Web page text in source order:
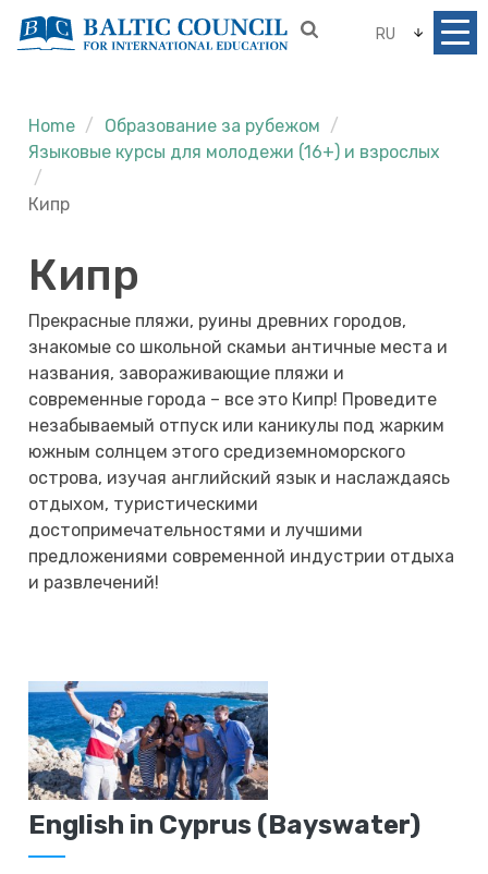
RU
Home
Образование за рубежом
Языковые курсы для молодежи (16+) и взрослых
Кипр
Кипр
Прекрасные пляжи, руины древних городов,
знакомые со школьной скамьи античные места и
названия, завораживающие пляжи и
современные города – все это Кипр! Проведите
незабываемый отпуск или каникулы под жарким
южным солнцем этого средиземноморского
острова, изучая английский язык и наслаждаясь
отдыхом, туристическими
достопримечательностями и лучшими
предложениями современной индустрии отдыха
и развлечений!
English in Cyprus (Bayswater)